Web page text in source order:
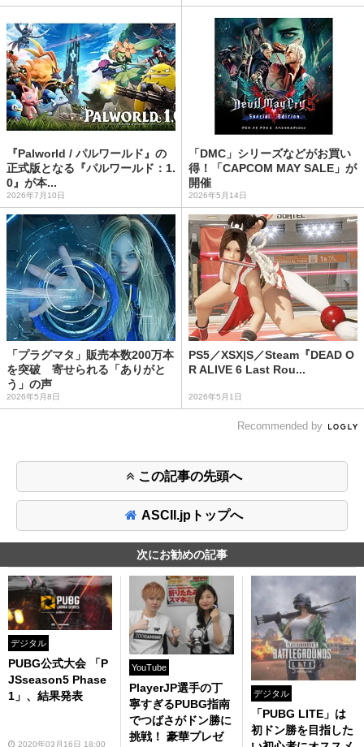
『Palworld / パルワールド』の
正式版となる『パルワールド：1.
0』が本...
2026年7月10日
「DMC」シリーズなどがお買い
得！「CAPCOM MAY SALE」が
開催
2026年5月14日
「プラグマタ」販売本数200万本
を突破 寄せられる「ありがと
う」の声
2026年5月8日
PS5／XSX|S／Steam『DEAD O
R ALIVE 6 Last Rou...
2026年5月1日
Recommended by
この記事の先頭へ
ASCII.jpトップへ
次にお勧めの記事
デジタル
PUBG公式大会 「P
JSseason5 Phase
1」、結果発表
2020年03月16日 18:00
YouTube
PlayerJP選手の丁
寧すぎるPUBG指南
でつばさがドン勝に
挑戦！ 豪華プレゼ
デジタル
「PUBG LITE」は
初ドン勝を目指した